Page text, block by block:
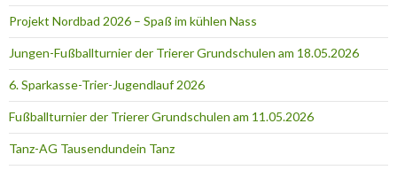
Projekt Nordbad 2026 – Spaß im kühlen Nass
Jungen-Fußballturnier der Trierer Grundschulen am 18.05.2026
6. Sparkasse-Trier-Jugendlauf 2026
Fußballturnier der Trierer Grundschulen am 11.05.2026
Tanz-AG Tausendundein Tanz